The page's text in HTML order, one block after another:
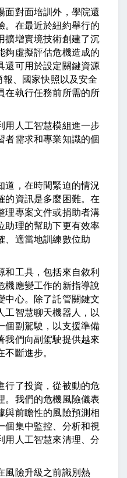
面對面培訓外，學院還
。在最近於紐約舉行的
擴增實境技術創建了沉
夠虛擬評估危機造成的
還可用於設定關鍵資源
報、國家快照以及安全
在執行任務前所需的所
用人工智慧模組進一步
者需求和專業知識的個
道，在時間緊迫的情況
的資訊是多麼困難。在
理專案文件或捐助者溝
助理的幫助下更有效率
、適當地訓練數位助
和工具，包括來自敘利
機應變工作的新指導說
中心。除了託管關鍵文
工智慧聊天機器人，以
個副駕駛，以支援準備
我們向副駕駛提供越來
斷進步。
行了投資，從被動的危
。我們的危機風險儀表
與前瞻性的風險預測相
個集中監控、分析和視
用人工智慧來清理、分
風險升級之前識別熱